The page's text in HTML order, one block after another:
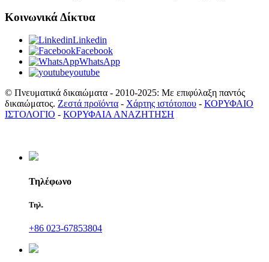
Κοινωνικά Δίκτυα
Linkedin
Facebook
WhatsApp
youtube
© Πνευματικά δικαιώματα - 2010-2025: Με επιφύλαξη παντός
δικαιώματος. Ζεστά προϊόντα - Χάρτης ιστότοπου - ΚΟΡΥΦΑΙΟ
ΙΣΤΟΛΟΓΙΟ - ΚΟΡΥΦΑΙΑ ΑΝΑΖΗΤΗΣΗ
Τηλέφωνο
Τηλ.
+86 023-67853804